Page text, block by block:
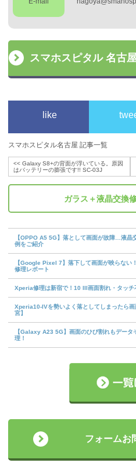
スマホスピタル 名古
like
スマホスピタル名古屋 記事一覧
<<Galaxy S8+の背面が浮いている。原因
はバッテリーの膨張です!! SC-03J
ガラス＋液晶交換
【OPPO A5 5G】落として画面が故障…液晶
例をご紹介
【Google Pixel 7】落下して画面が映らない
修理レポート
Xperia修理は新宿で！10 III画面割れ・タッチ
Xperia10-IVを勢いよく落としてしまったら
宮】
【Galaxy A23 5G】画面のひび割れもデータ
理！
フォームお